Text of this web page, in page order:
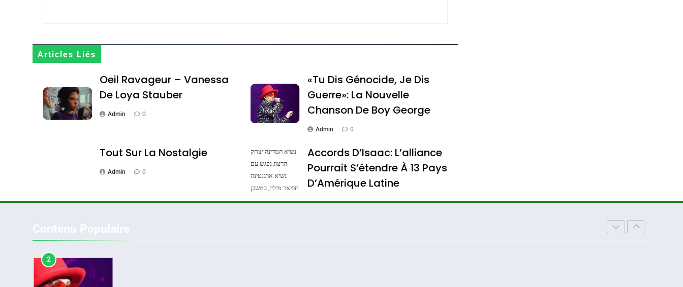
Articles Liés
Oeil Ravageur – Vanessa
De Loya Stauber
Admin 0
«Tu Dis Génocide, Je Dis
Guerre»: La Nouvelle
Chanson De Boy George
Admin 0
Tout Sur La Nostalgie
Admin 0
נשיא המדינה יצחק
הרצוג נפגש עם
נשיא ארגנטינה
חוויאר מיליי, במשכן
הנשיא בירושלים.
Accords D’Isaac: L’alliance
Pourrait S’étendre À 13 Pays
D’Amérique Latine
Admin 0
Oeil Ravageur – Vanessa De Loya Stauber